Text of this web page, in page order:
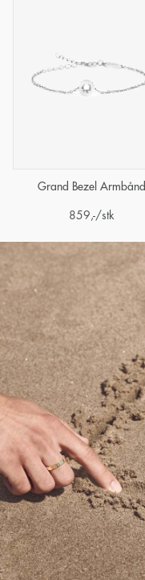
Grand Bezel Armbånd
859 ,-/stk